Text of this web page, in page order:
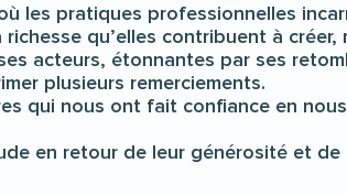
les pratiques professionnelles
qu’elles contribuent à
acteurs, étonnantes par ses
plusieurs remerciements.
qui nous ont fait confiance en
en retour de leur générosité et de